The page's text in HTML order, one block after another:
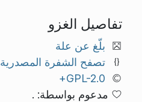
تفاصيل الغزو
بلّغ عن علة
تصفح الشفرة المصدرية
GPL-2.0+
مدعوم بواسطة: .